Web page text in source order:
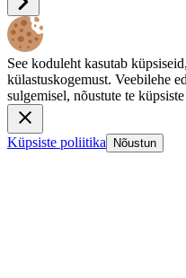
See koduleht kasutab
külastuskogemust. Veebilehe
sulgemisel, nõustute te
Küpsiste poliitika Nõustun